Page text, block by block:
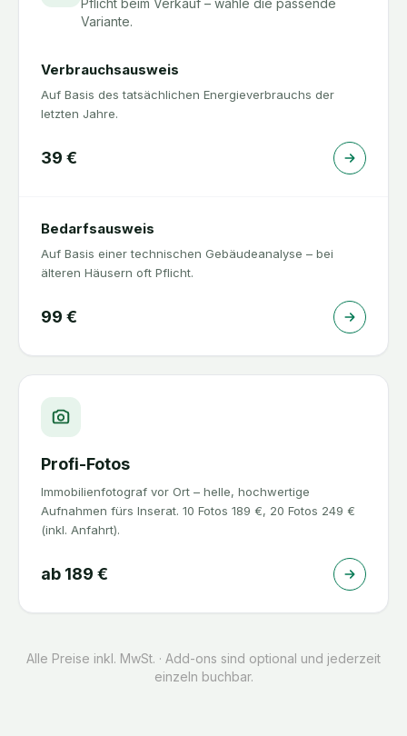
Pflicht beim Verkauf – wähle die passende
Variante.
Verbrauchsausweis
Auf Basis des tatsächlichen Energieverbrauchs der
letzten Jahre.
39 €
Bedarfsausweis
Auf Basis einer technischen Gebäudeanalyse – bei
älteren Häusern oft Pflicht.
99 €
Profi-Fotos
Immobilienfotograf vor Ort – helle, hochwertige
Aufnahmen fürs Inserat. 10 Fotos 189 €, 20 Fotos 249 €
(inkl. Anfahrt).
ab 189 €
Alle Preise inkl. MwSt. · Add-ons sind optional und jederzeit
einzeln buchbar.